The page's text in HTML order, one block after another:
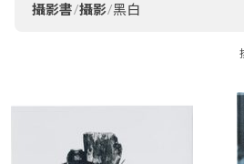
攝影書/攝影/黑白
攝影理論與技
自然
體育 家庭